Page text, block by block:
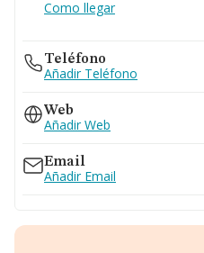
Como llegar
Teléfono
Añadir Teléfono
Web
Añadir Web
Email
Añadir Email